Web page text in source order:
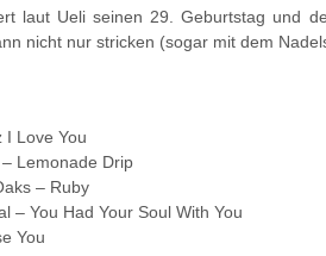
laut Ueli seinen 29. Geburtstag und
nicht nur stricken (sogar mit dem
I Love You
Lemonade Drip
– Ruby
– You Had Your Soul With You
You